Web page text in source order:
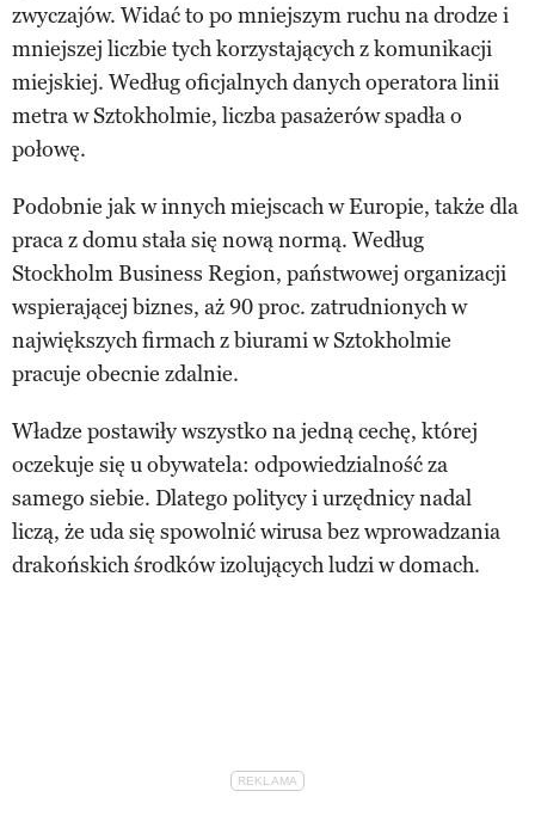
zwyczajów. Widać to po mniejszym ruchu na drodze i
mniejszej liczbie tych korzystających z komunikacji
miejskiej. Według oficjalnych danych operatora linii
metra w Sztokholmie, liczba pasażerów spadła o
połowę.
Podobnie jak w innych miejscach w Europie, także dla
praca z domu stała się nową normą. Według
Stockholm Business Region, państwowej organizacji
wspierającej biznes, aż 90 proc. zatrudnionych w
największych firmach z biurami w Sztokholmie
pracuje obecnie zdalnie.
Władze postawiły wszystko na jedną cechę, której
oczekuje się u obywatela: odpowiedzialność za
samego siebie. Dlatego politycy i urzędnicy nadal
liczą, że uda się spowolnić wirusa bez wprowadzania
drakońskich środków izolujących ludzi w domach.